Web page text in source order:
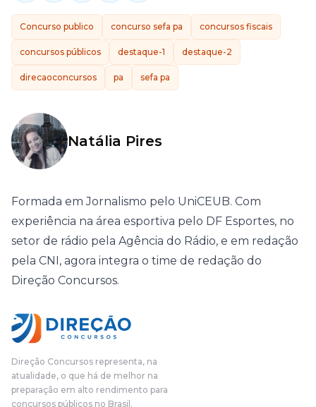
Concurso publico concurso sefa pa concursos fiscais
concursos públicos destaque-1 destaque-2
direcaoconcursos pa sefa pa
Natália Pires
Formada em Jornalismo pelo UniCEUB. Com
experiência na área esportiva pelo DF Esportes, no
setor de rádio pela Agência do Rádio, e em redação
pela CNI, agora integra o time de redação do
Direção Concursos.
Direção Concursos representa, na
atualidade, o que há de melhor na
preparação em alto rendimento para
concursos públicos no Brasil.